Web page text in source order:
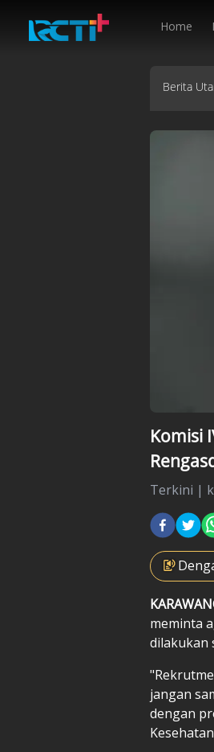
Home
Berita
Komisi
Terkini |
meminta
dilakukan
jangan
dengan